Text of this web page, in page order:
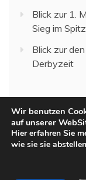
Blick zur 1.
Sieg im
Blick zur
Derbyzeit
Wir benutzen
auf unserer
Hier erfahren Sie
wie sie sie